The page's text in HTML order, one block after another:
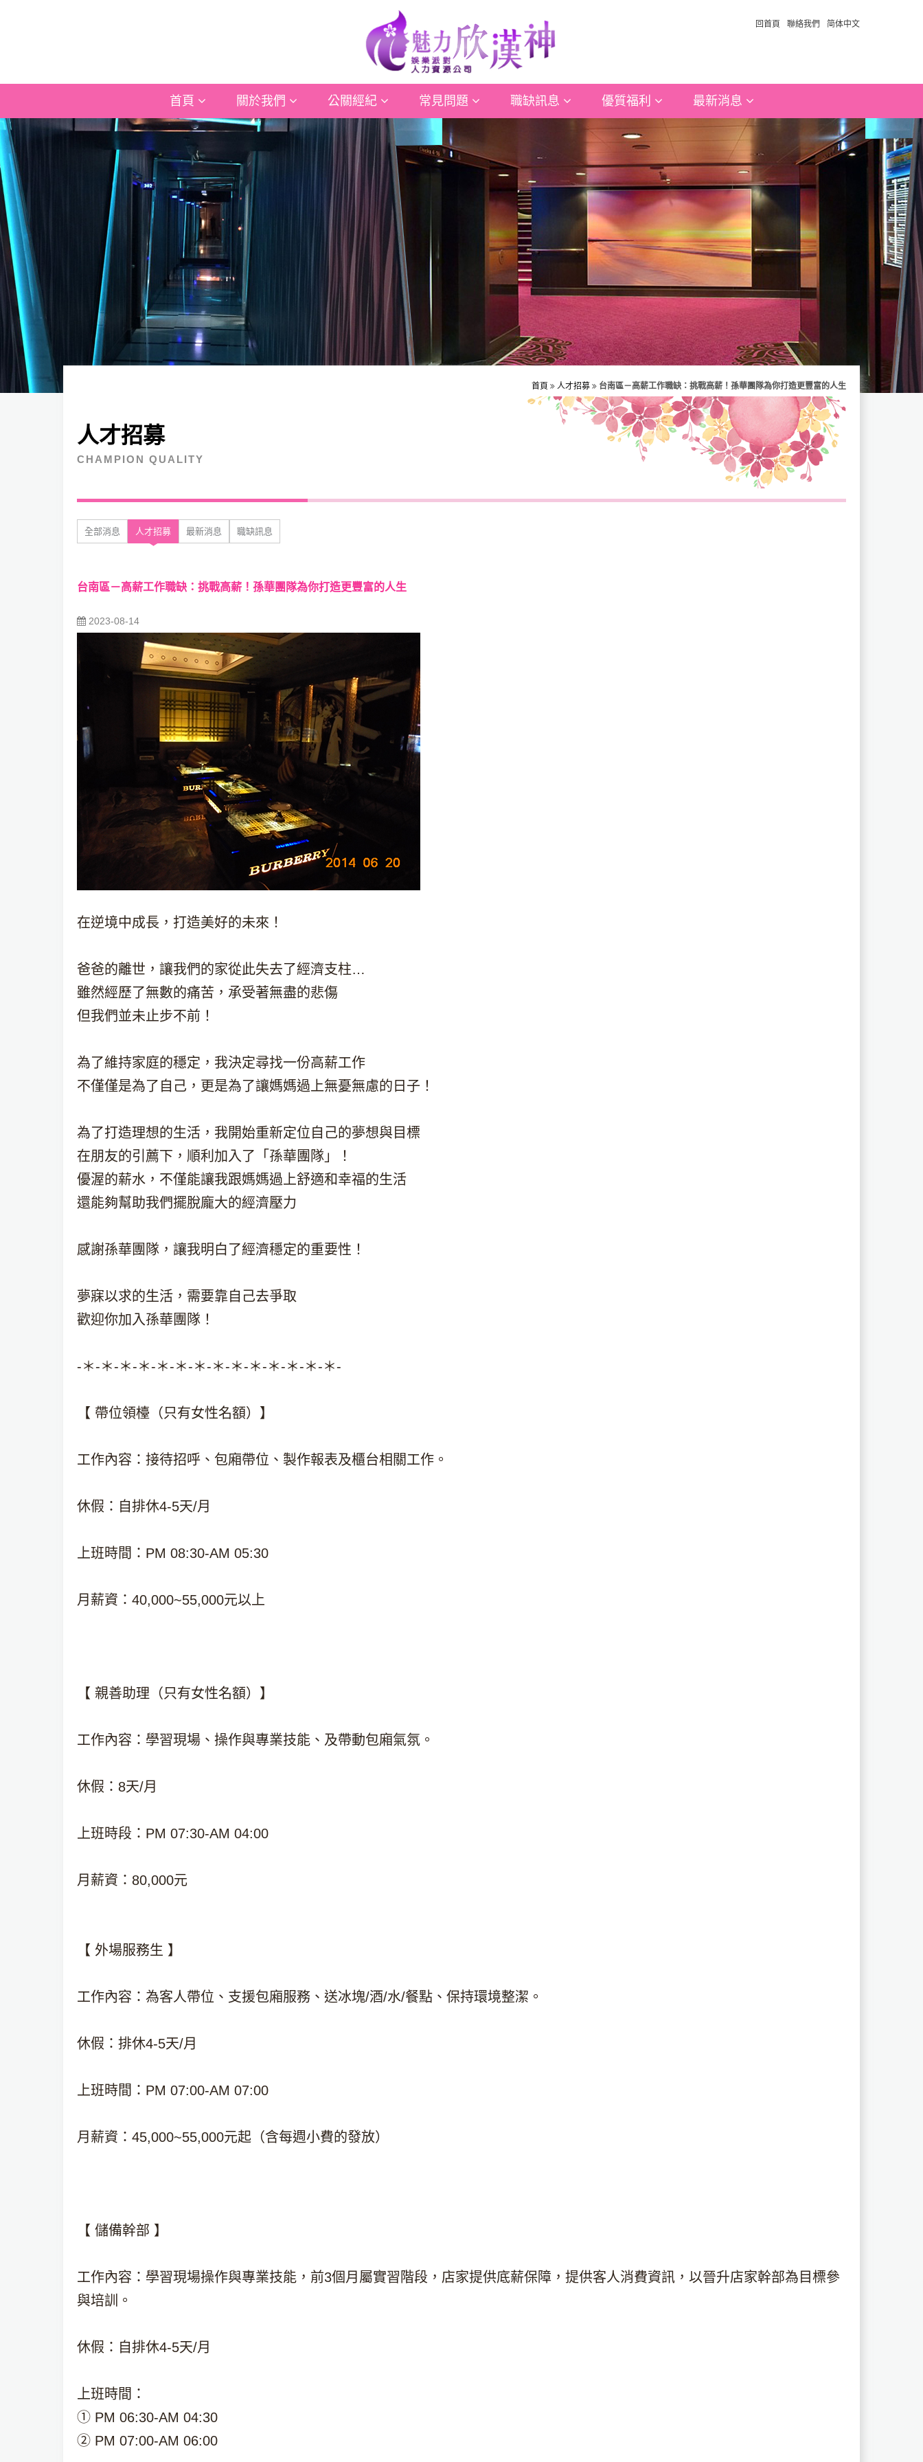
回首頁 聯絡我們 简体中文
首頁 關於我們 公關經紀 常見問題 職缺訊息 優質福利 最新消息
首頁 人才招募 台南區－高薪工作職缺：挑戰高薪！孫華團隊為你打造更豐富的人生
人才招募
CHAMPION QUALITY
全部消息 人才招募 最新消息 職缺訊息
台南區－高薪工作職缺：挑戰高薪！孫華團隊為你打造更豐富的人生
2023-08-14
在逆境中成長，打造美好的未來！
爸爸的離世，讓我們的家從此失去了經濟支柱…
雖然經歷了無數的痛苦，承受著無盡的悲傷
但我們並未止步不前！
為了維持家庭的穩定，我決定尋找一份高薪工作
不僅僅是為了自己，更是為了讓媽媽過上無憂無慮的日子！
為了打造理想的生活，我開始重新定位自己的夢想與目標
在朋友的引薦下，順利加入了「孫華團隊」！
優渥的薪水，不僅能讓我跟媽媽過上舒適和幸福的生活
還能夠幫助我們擺脫龐大的經濟壓力
感謝孫華團隊，讓我明白了經濟穩定的重要性！
夢寐以求的生活，需要靠自己去爭取
歡迎你加入孫華團隊！
-＊-＊-＊-＊-＊-＊-＊-＊-＊-＊-＊-＊-＊-＊-
【 帶位領檯（只有女性名額）】
工作內容：接待招呼、包廂帶位、製作報表及櫃台相關工作。
休假：自排休4-5天/月
上班時間：PM 08:30-AM 05:30
月薪資：40,000~55,000元以上
【 親善助理（只有女性名額）】
工作內容：學習現場、操作與專業技能、及帶動包廂氣氛。
休假：8天/月
上班時段：PM 07:30-AM 04:00
月薪資：80,000元
【 外場服務生 】
工作內容：為客人帶位、支援包廂服務、送冰塊/酒/水/餐點、保持環境整潔。
休假：排休4-5天/月
上班時間：PM 07:00-AM 07:00
月薪資：45,000~55,000元起（含每週小費的發放）
【 儲備幹部 】
工作內容：學習現場操作與專業技能，前3個月屬實習階段，店家提供底薪保障，提供客人消費資訊，以晉升店家幹部為目標參
與培訓。
休假：自排休4-5天/月
上班時間：
① PM 06:30-AM 04:30
② PM 07:00-AM 06:00